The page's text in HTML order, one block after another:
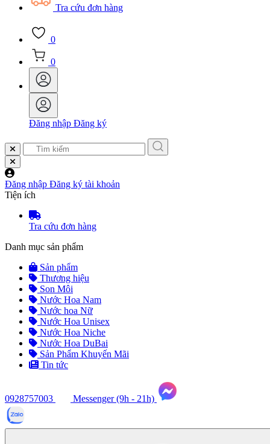
Tra cứu đơn hàng
0
0
Đăng nhập Đăng ký
Đăng nhập Đăng ký tài khoản
Tiện ích
Tra cứu đơn hàng
Danh mục sản phẩm
Sản phẩm
Thương hiệu
Son Môi
Nước Hoa Nam
Nước hoa Nữ
Nước Hoa Unisex
Nước Hoa Niche
Nước Hoa DuBai
Sản Phẩm Khuyến Mãi
Tin tức
0928757003
Messenger (9h - 21h)
Tư
vấn
ngay